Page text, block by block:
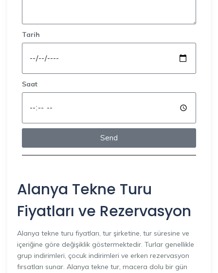
Tarih
Saat
Send
Alanya Tekne Turu
Fiyatları ve Rezervasyon
Alanya tekne turu fiyatları, tur şirketine, tur süresine ve
içeriğine göre değişiklik göstermektedir. Turlar genellikle
grup indirimleri, çocuk indirimleri ve erken rezervasyon
fırsatları sunar. Alanya tekne tur, macera dolu bir gün